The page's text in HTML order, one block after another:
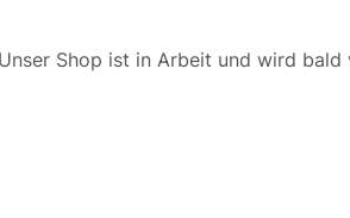
Shop ist in Arbeit und wird